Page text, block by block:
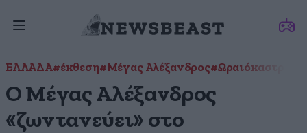
ΕΛΛΑΔΑ#έκθεση#Μέγας Αλέξανδρος#Ωραιόκαστρο
Ο Mέγας Αλέξανδρος
«ζωντανεύει» στο